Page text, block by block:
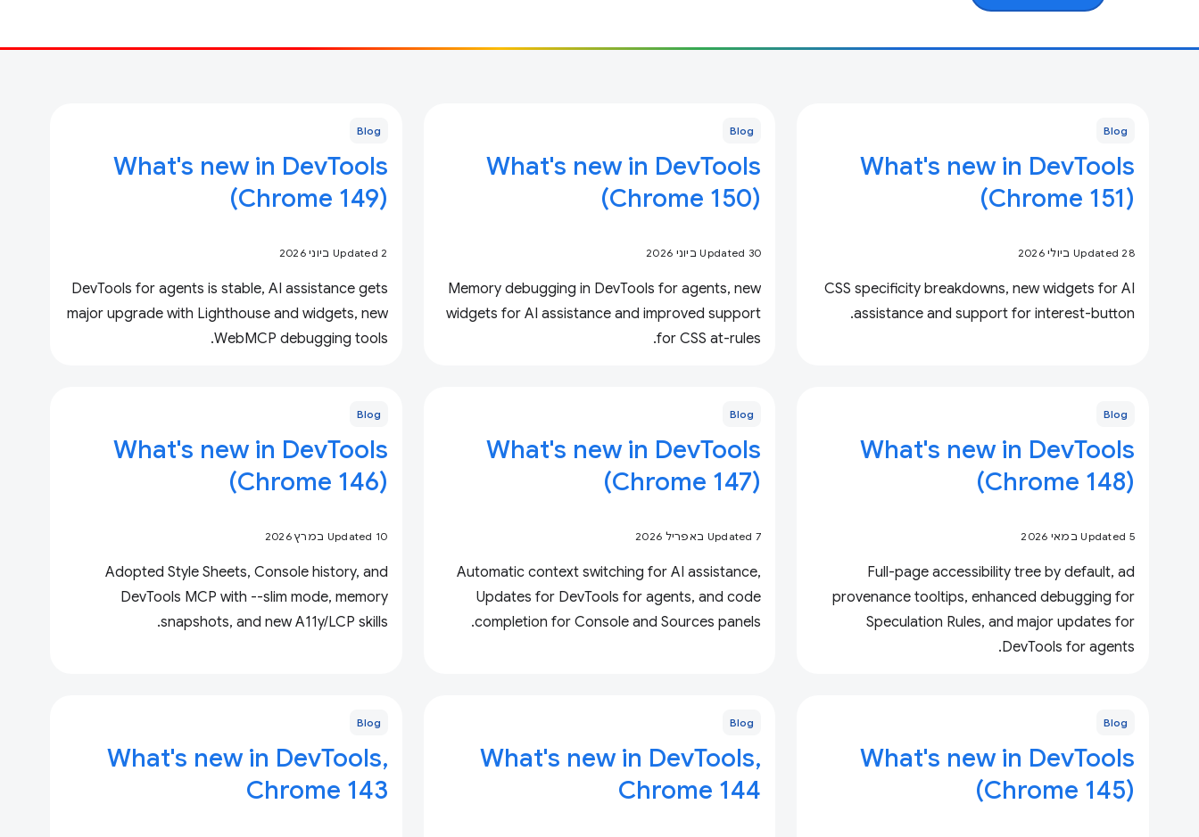
Blog
What's new in DevTools
(Chrome 151)
Updated 28 ביולי 2026
CSS specificity breakdowns, new widgets for AI
assistance and support for interest-button.
Blog
What's new in DevTools
(Chrome 150)
Updated 30 ביוני 2026
Memory debugging in DevTools for agents, new
widgets for AI assistance and improved support
for CSS at-rules.
Blog
What's new in DevTools
(Chrome 149)
Updated 2 ביוני 2026
DevTools for agents is stable, AI assistance gets
major upgrade with Lighthouse and widgets, new
WebMCP debugging tools.
Blog
What's new in DevTools
(Chrome 148)
Updated 5 במאי 2026
Full-page accessibility tree by default, ad
provenance tooltips, enhanced debugging for
Speculation Rules, and major updates for
DevTools for agents.
Blog
What's new in DevTools
(Chrome 147)
Updated 7 באפריל 2026
Automatic context switching for AI assistance,
Updates for DevTools for agents, and code
completion for Console and Sources panels.
Blog
What's new in DevTools
(Chrome 146)
Updated 10 במרץ 2026
Adopted Style Sheets, Console history, and
DevTools MCP with --slim mode, memory
snapshots, and new A11y/LCP skills.
Blog
What's new in DevTools
(Chrome 145)
Blog
What's new in DevTools,
Chrome 144
Blog
What's new in DevTools,
Chrome 143